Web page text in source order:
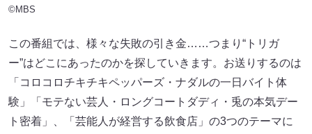
©MBS
この番組では、様々な失敗の引き金……つまり“トリガ
ー”はどこにあったのかを探していきます。お送りするのは
「コロコロチキチキペッパーズ・ナダルの一日バイト体
験」「モテない芸人・ロングコートダディ・兎の本気デー
ト密着」、「芸能人が経営する飲食店」の3つのテーマに